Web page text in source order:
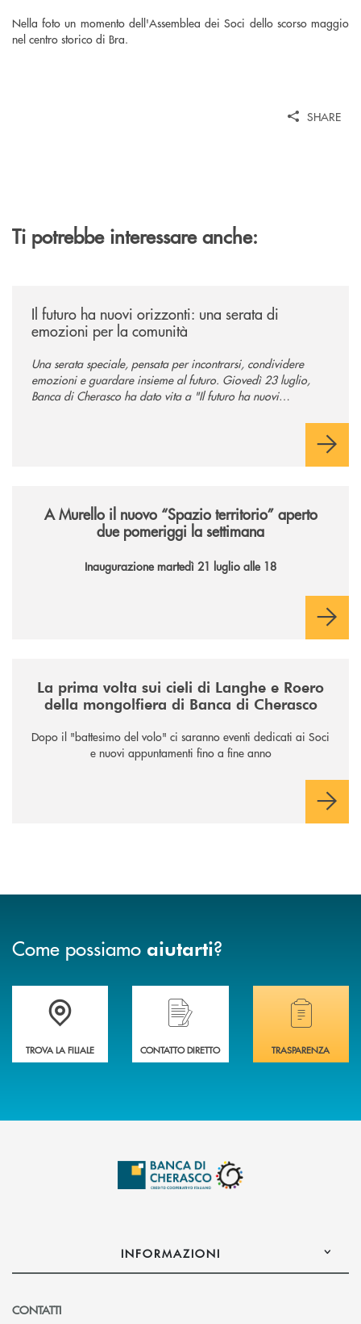
Nella foto un momento dell'Assemblea dei Soci dello scorso maggio
nel centro storico di Bra.
SHARE
Ti potrebbe interessare anche:
Il futuro ha nuovi orizzonti: una serata di
emozioni per la comunità
Una serata speciale, pensata per incontrarsi, condividere
emozioni e guardare insieme al futuro. Giovedì 23 luglio,
Banca di Cherasco ha dato vita a "Il futuro ha nuovi
A Murello il nuovo “Spazio territorio” aperto
due pomeriggi la settimana
Inaugurazione martedì 21 luglio alle 18
La prima volta sui cieli di Langhe e Roero
della mongolfiera di Banca di Cherasco
Dopo il "battesimo del volo" ci saranno eventi dedicati ai Soci
e nuovi appuntamenti fino a fine anno
Come possiamo aiutarti?
Accedi all' elenco completo delle filiali .
TROVA LA FILIALE
Hai bisogno di assistenza immediata?
CONTATTO DIRETTO
Hai bisogno di
TRASPARENZA
INFORMAZIONI
CONTATTI